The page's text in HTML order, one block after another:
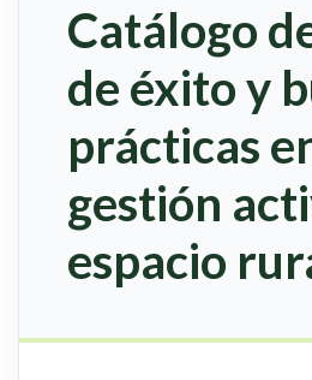
Catálogo
de éxito y
prácticas
gestión
espacio